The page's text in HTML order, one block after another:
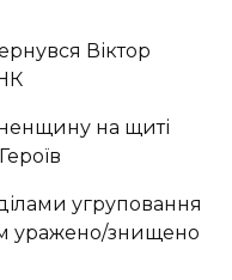
Віктор
на щиті
угруповання
уражено/знищено